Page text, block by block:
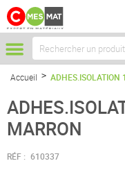
Accueil
MARRON
RÉF : 610337